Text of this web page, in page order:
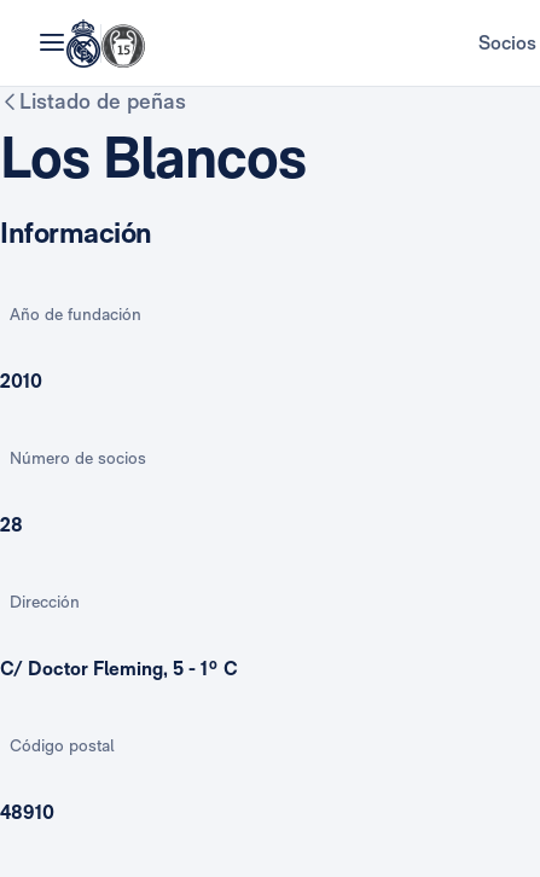
Socios
Listado de peñas
Los Blancos
Información
Año de fundación
2010
Número de socios
28
Dirección
C/ Doctor Fleming, 5 - 1º C
Código postal
48910